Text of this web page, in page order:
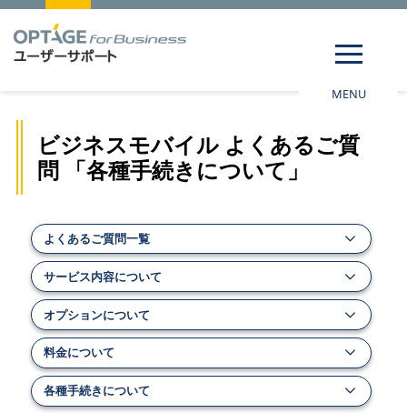
MENU
ビジネスモバイル よくあるご質
問 「各種手続きについて」
よくあるご質問一覧
サービス内容について
オプションについて
料金について
各種手続きについて